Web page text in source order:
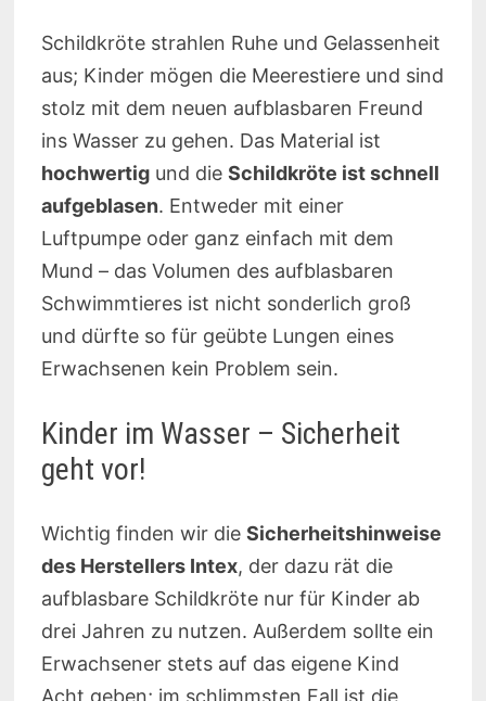
Schildkröte strahlen Ruhe und Gelassenheit
aus; Kinder mögen die Meerestiere und sind
stolz mit dem neuen aufblasbaren Freund
ins Wasser zu gehen. Das Material ist
hochwertigund die Schildkröte ist schnell
aufgeblasen. Entweder mit einer
Luftpumpe oder ganz einfach mit dem
Mund – das Volumen des aufblasbaren
Schwimmtieres ist nicht sonderlich groß
und dürfte so für geübte Lungen eines
Erwachsenen kein Problem sein.
Kinder im Wasser – Sicherheit
geht vor!
Wichtig finden wir die Sicherheitshinweise
des Herstellers Intex, der dazu rät die
aufblasbare Schildkröte nur für Kinder ab
drei Jahren zu nutzen. Außerdem sollte ein
Erwachsener stets auf das eigene Kind
Acht geben; im schlimmsten Fall ist die